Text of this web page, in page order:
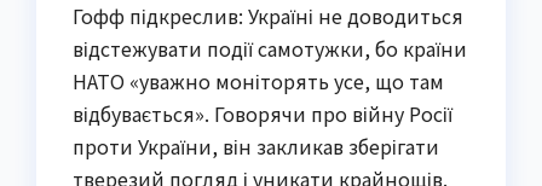
Гофф підкреслив: Україні не доводиться
відстежувати події самотужки, бо країни
НАТО «уважно моніторять усе, що там
відбувається». Говорячи про війну Росії
проти України, він закликав зберігати
тверезий погляд і уникати крайнощів.